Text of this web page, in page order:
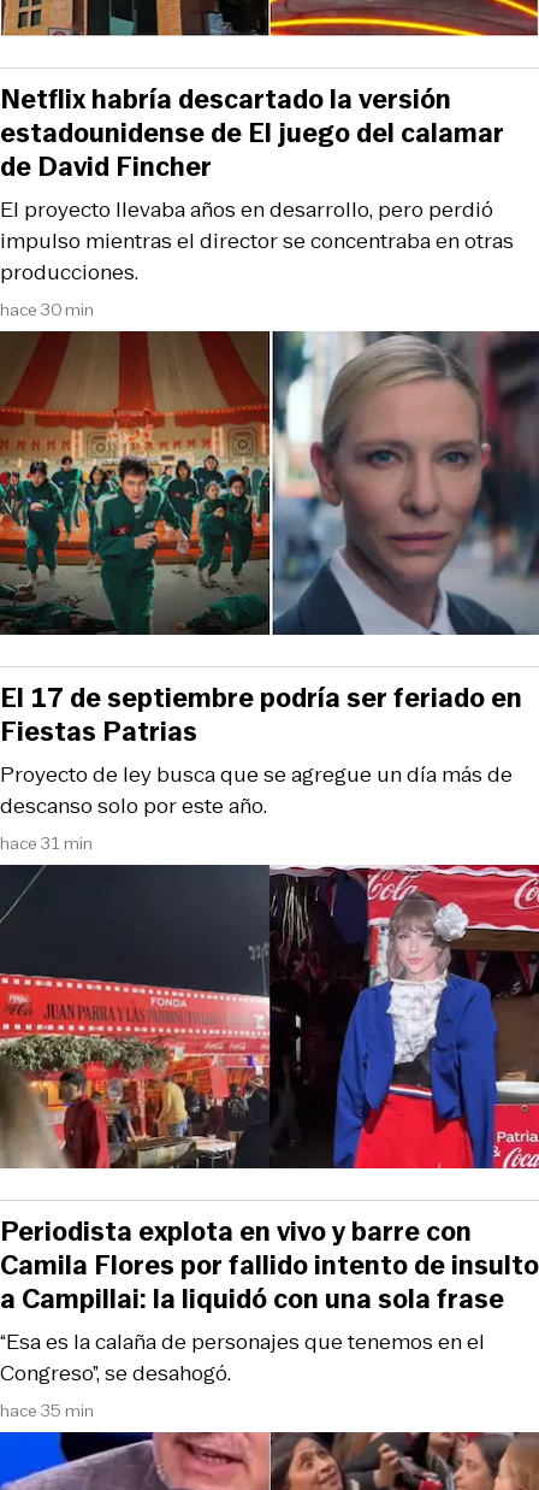
hace 30 min
El proyecto llevaba años en desarrollo, pero perdió
impulso mientras el director se concentraba en otras
producciones.
Netflix habría descartado la versión
estadounidense de El juego del calamar
de David Fincher
hace 31 min
Proyecto de ley busca que se agregue un día más de
descanso solo por este año.
El 17 de septiembre podría ser feriado en
Fiestas Patrias
hace 35 min
“Esa es la calaña de personajes que tenemos en el
Congreso”, se desahogó.
Periodista explota en vivo y barre con
Camila Flores por fallido intento de insulto
a Campillai: la liquidó con una sola frase